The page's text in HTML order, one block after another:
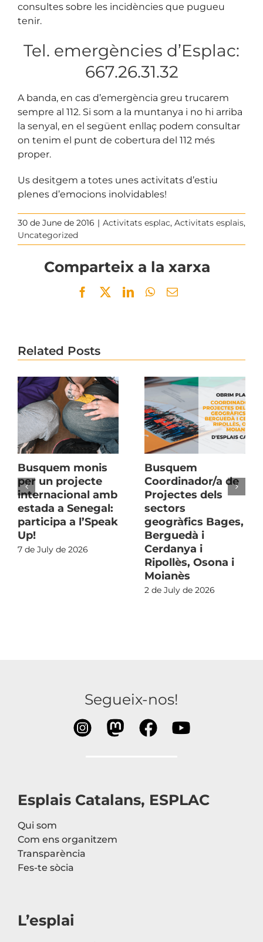
consultes sobre les incidències que pugueu
tenir.
Tel. emergències d’Esplac:
667.26.31.32
A banda, en cas d’emergència greu trucarem
sempre al 112. Si som a la muntanya i no hi arriba
la senyal, en el següent enllaç podem consultar
on tenim el punt de cobertura del 112 més
proper.
Us desitgem a totes unes activitats d’estiu
plenes d’emocions inolvidables!
30 de June de 2016 | Activitats esplac, Activitats esplais,
Uncategorized
Comparteix a la xarxa
Facebook
TwitterLinkedInWhatsApp
Email
Related Posts
Busquem monis
per un projecte
internacional amb
estada a Senegal:
participa a l’Speak
Up!
7 de July de 2026
Busquem
Coordinador/a de
Projectes dels
sectors
geogràfics Bages,
Berguedà i
Cerdanya i
Ripollès, Osona i
Moianès
2 de July de 2026
Segueix-nos!
Esplais Catalans, ESPLAC
Qui som
Com ens organitzem
Transparència
Fes-te sòcia
L’esplai